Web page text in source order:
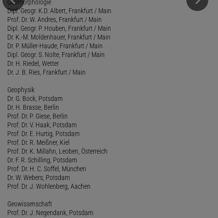
Geomorphologie
Dipl. Geogr. K.D. Albert, Frankfurt / Main
Prof. Dr. W. Andres, Frankfurt / Main
Dipl. Geogr. P. Houben, Frankfurt / Main
Dr. K.-M. Moldenhauer, Frankfurt / Main
Dr. P. Müller-Haude, Frankfurt / Main
Dipl. Geogr. S. Nolte, Frankfurt / Main
Dr. H. Riedel, Wetter
Dr. J. B. Ries, Frankfurt / Main
Geophysik
Dr. G. Bock, Potsdam
Dr. H. Brasse, Berlin
Prof. Dr. P. Giese, Berlin
Prof. Dr. V. Haak, Potsdam
Prof. Dr. E. Hurtig, Potsdam
Prof. Dr. R. Meißner, Kiel
Prof. Dr. K. Millahn, Leoben, Österreich
Dr. F. R. Schilling, Potsdam
Prof. Dr. H. C. Soffel, München
Dr. W. Webers, Potsdam
Prof. Dr. J. Wohlenberg, Aachen
Geowissenschaft
Prof. Dr. J. Negendank, Potsdam